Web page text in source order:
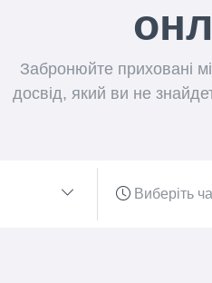
Забронюйте приховані
досвід, який ви не